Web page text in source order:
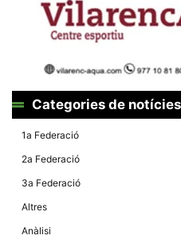
Categories de notícies
1a Federació
2a Federació
3a Federació
Altres
Anàlisi